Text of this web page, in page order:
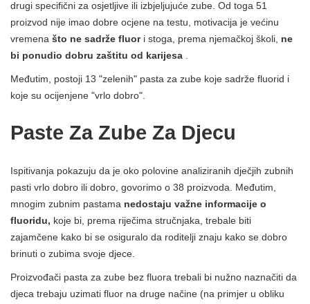
drugi specifični za osjetljive ili izbjeljujuće zube. Od toga 51
proizvod nije imao dobre ocjene na testu, motivacija je većinu
vremena što ne sadrže fluori stoga, prema njemačkoj školi, ne
bi ponudio dobru zaštitu od karijesa .
Međutim, postoji 13 "zelenih" pasta za zube koje sadrže fluorid i
koje su ocijenjene "vrlo dobro".
Paste Za Zube Za Djecu
Ispitivanja pokazuju da je oko polovine analiziranih dječjih zubnih
pasti vrlo dobro ili dobro, govorimo o 38 proizvoda. Međutim,
mnogim zubnim pastama nedostaju važne informacije o
fluoridu, koje bi, prema riječima stručnjaka, trebale biti
zajamčene kako bi se osiguralo da roditelji znaju kako se dobro
brinuti o zubima svoje djece.
Proizvođači pasta za zube bez fluora trebali bi nužno naznačiti da
djeca trebaju uzimati fluor na druge načine (na primjer u obliku